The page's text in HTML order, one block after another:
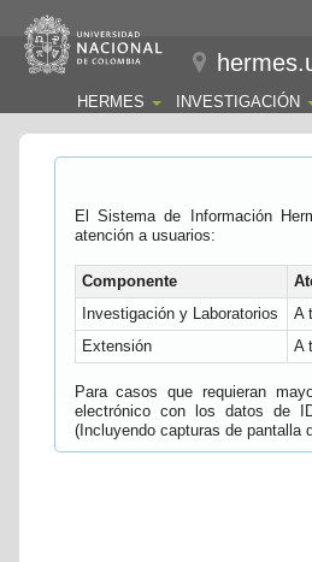
HERMES INVESTIGACIÓN
El Sistema de Información
atención a usuarios:
Componente
Investigación y Laboratorios
A
Extensión
A
Para casos que requieran
electrónico con los datos de
(Incluyendo capturas de pantalla